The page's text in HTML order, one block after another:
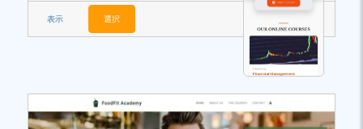
表示 選択